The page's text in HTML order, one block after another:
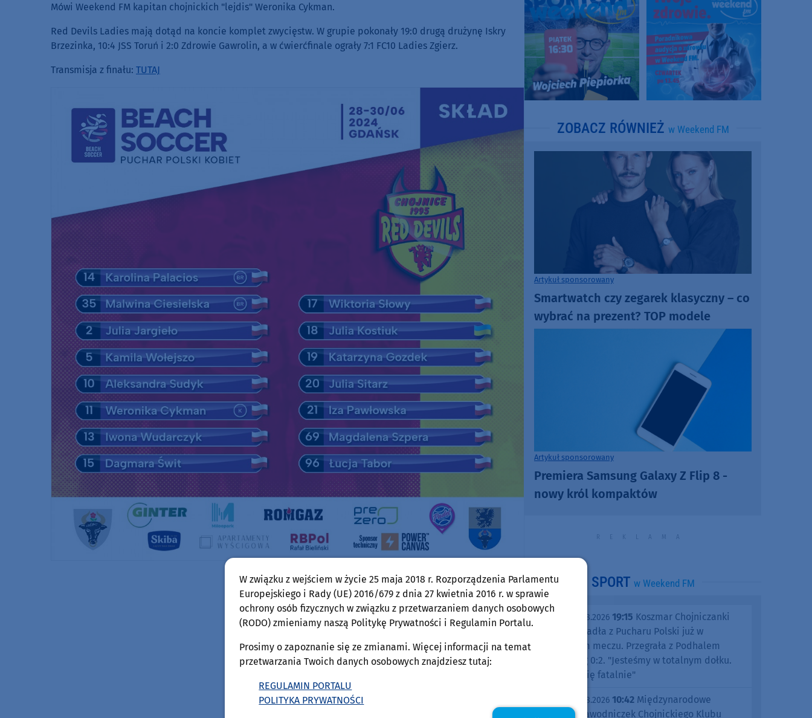
to
volume.
Mówi Weekend FM kapitan chojnickich "lejdis" Weronika Cykman.
Red Devils Ladies mają dotąd na koncie komplet zwycięstw. W grupie pokonały 19:0 drugą drużynę Iskry
Brzezinka, 10:4 JSS Toruń i 2:0 Zdrowie Gawrolin, a w ćwierćfinale ograły 7:1 FC10 Ladies Zgierz.
Transmisja z finału: TUTAJ
ZOBACZ RÓWNIEŻ w Weekend FM
Artykuł sponsorowany
Smartwatch czy zegarek klasyczny – co
wybrać na prezent? TOP modele
Artykuł sponsorowany
Premiera Samsung Galaxy Z Flip 8 -
nowy król kompaktów
SPORT w Weekend FM
środa, 05.08.2026 19:15 Koszmar Chojniczanki
trwa. Odpadła z Pucharu Polski już w
pierwszym meczu. Przegrała z Podhalem
Nowy Targ 0:2. "Jesteśmy w totalnym dołku.
Czujemy się fatalnie"
środa, 05.08.2026 10:42 Międzynarodowe
sukcesy zawodniczek Chojnickiego Klubu
W związku z wejściem w życie 25 maja 2018 r. Rozporządzenia Parlamentu
Europejskiego i Rady (UE) 2016/679 z dnia 27 kwietnia 2016 r. w sprawie
ochrony osób fizycznych w związku z przetwarzaniem danych osobowych
(RODO) zmieniamy naszą Politykę Prywatności i Regulamin Portalu.
Prosimy o zapoznanie się ze zmianami. Więcej informacji na temat
przetwarzania Twoich danych osobowych znajdziesz tutaj:
REGULAMIN PORTALU
POLITYKA PRYWATNOŚCI